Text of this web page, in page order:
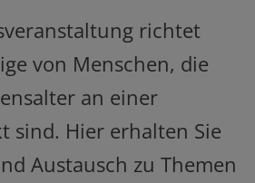
richtet
von Menschen, die
an einer
sind. Hier erhalten Sie
Austausch zu Themen